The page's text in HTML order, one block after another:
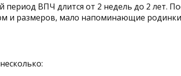
ВПЧ длится от 2 недель до 2 лет.
и размеров, мало напоминающие